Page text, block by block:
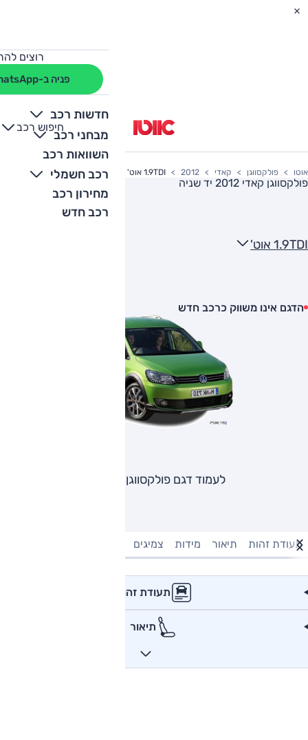
רוצים
פניה ב-WhatsApp
חדשות רכב
מבחני רכב
השוואות רכב
רכב חשמלי
מחירון רכב
רכב חדש
חיפוש רכב
+
-
אוטו פולקסווגן קאדי 2012 1.9TDI אוט'
פולקסווגן קאדי 2012 יד שניה
1.9TDI אוט'
הדגם אינו משווק כרכב חדש
לעמוד דגם פולקסווגן קאדי
תעודת זהות תיאור מידות צמיגים
תעודת זהות
תיאור